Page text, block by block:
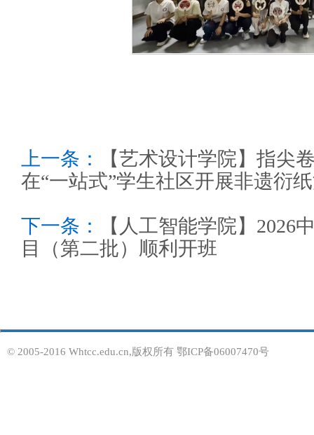
上一条：
【艺术设计学院】指
在“一站式”学生社区开展非遗衍
下一条：
【人工智能学院】2026
目（第二批）顺利开班
© 2005-2016 Whtcc.edu.cn,版权所有 鄂ICP备06007470号